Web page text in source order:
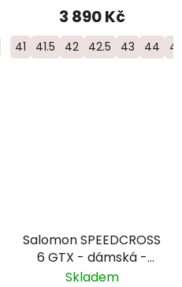
46 46.5
3 890 Kč
41 41.5 42 42.5 43 44
Salomon SPEEDCROSS
6 GTX - dámská -
černá
Skladem